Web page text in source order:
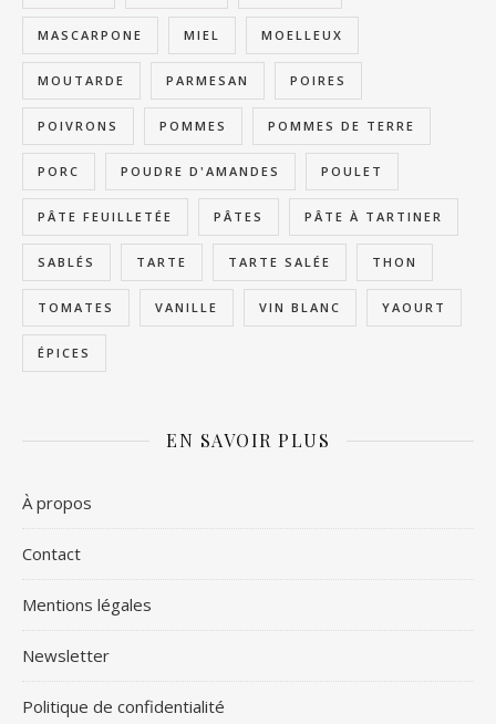
MASCARPONE MIEL MOELLEUX
MOUTARDE PARMESAN POIRES
POIVRONS POMMES POMMES DE TERRE
PORC POUDRE D'AMANDES POULET
PÂTE FEUILLETÉE PÂTES PÂTE À TARTINER
SABLÉS TARTE TARTE SALÉE THON
TOMATES VANILLE VIN BLANC YAOURT
ÉPICES
EN SAVOIR PLUS
À propos
Contact
Mentions légales
Newsletter
Politique de confidentialité